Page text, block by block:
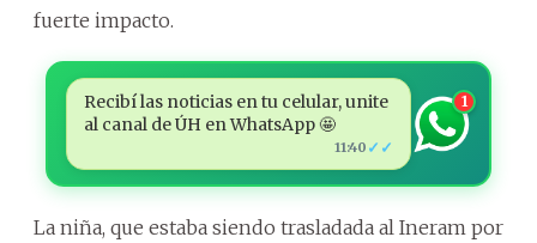
fuerte impacto.
Recibí las noticias en tu celular, unite
al canal de ÚH en WhatsApp 🤩
11:40 ✓✓
1
La niña, que estaba siendo trasladada al Ineram por